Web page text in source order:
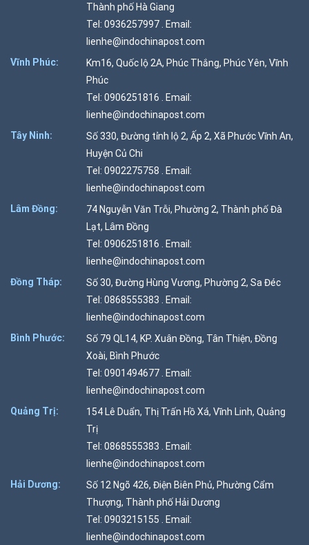
Thành phố Hà Giang
Tel: 0936257997 . Email:
lienhe@indochinapost.com
Vĩnh Phúc:
Km16, Quốc lộ 2A, Phúc Thắng, Phúc Yên, Vĩnh
Phúc
Tel: 0906251816 . Email:
lienhe@indochinapost.com
Tây Ninh:
Số 330, Đường tỉnh lộ 2, Ấp 2, Xã Phước Vĩnh An,
Huyện Củ Chi
Tel: 0902275758 . Email:
lienhe@indochinapost.com
Lâm Đồng:
74 Nguyễn Văn Trỗi, Phường 2, Thành phố Đà
Lạt, Lâm Đồng
Tel: 0906251816 . Email:
lienhe@indochinapost.com
Đồng Tháp:
Số 30, Đường Hùng Vương, Phường 2, Sa Đéc
Tel: 0868555383 . Email:
lienhe@indochinapost.com
Bình Phước:
Số 79 QL14, KP. Xuân Đồng, Tân Thiện, Đồng
Xoài, Bình Phước
Tel: 0901494677 . Email:
lienhe@indochinapost.com
Quảng Trị:
154 Lê Duẩn, Thị Trấn Hồ Xá, Vĩnh Linh, Quảng
Trị
Tel: 0868555383 . Email:
lienhe@indochinapost.com
Hải Dương:
Số 12 Ngõ 426, Điện Biên Phủ, Phường Cẩm
Thượng, Thành phố Hải Dương
Tel: 0903215155 . Email:
lienhe@indochinapost.com